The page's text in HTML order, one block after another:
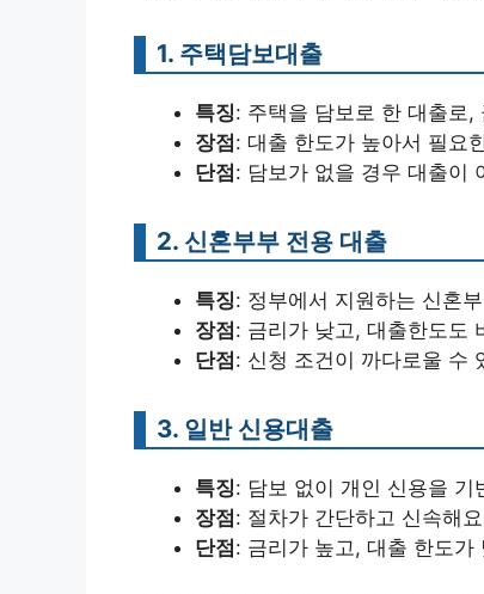
1. 주택담보대출
특징: 주택을 담보로 한 대출로,
장점: 대출 한도가 높아서 필요
단점: 담보가 없을 경우 대출이
2. 신혼부부 전용 대출
특징: 정부에서 지원하는 신혼
장점: 금리가 낮고, 대출한도도
단점: 신청 조건이 까다로울 수
3. 일반 신용대출
특징: 담보 없이 개인 신용을 기
장점: 절차가 간단하고 신속해
단점: 금리가 높고, 대출 한도가